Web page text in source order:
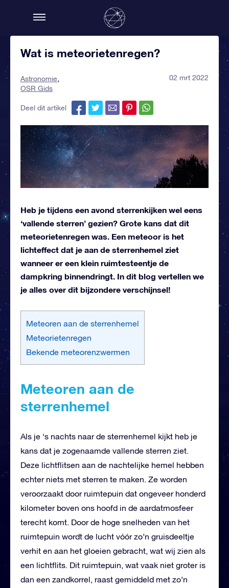
Wat is meteorietenregen?
Astronomie
OSR Gids
02 mrt 2022
Deel dit artikel
Heb je tijdens een avond sterrenkijken wel eens
‘vallende sterren’ gezien? Grote kans dat dit
meteorietenregen was. Een meteoor is het
lichteffect dat je aan de sterrenhemel ziet
wanneer er een klein ruimtesteentje de
dampkring binnendringt. In dit blog vertellen we
je alles over dit bijzondere verschijnsel!
Meteoren aan de sterrenhemel
Meteorietenregen
Bekende meteorenzwermen
Meteoren aan de
sterrenhemel
Als je ‘s nachts naar de sterrenhemel kijkt heb je
kans dat je zogenaamde vallende sterren ziet.
Deze lichtflitsen aan de nachtelijke hemel hebben
echter niets met sterren te maken. Ze worden
veroorzaakt door ruimtepuin dat ongeveer honderd
kilometer boven ons hoofd in de aardatmosfeer
terecht komt. Door de hoge snelheden van het
ruimtepuin wordt de lucht vóór zo’n gruisdeeltje
verhit en aan het gloeien gebracht, wat wij zien als
een lichtflits. Dit ruimtepuin, wat vaak niet groter is
dan een zandkorrel, raast gemiddeld met zo’n